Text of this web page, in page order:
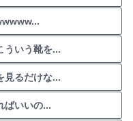
ういう靴を...
るだけな...
ばいいの...